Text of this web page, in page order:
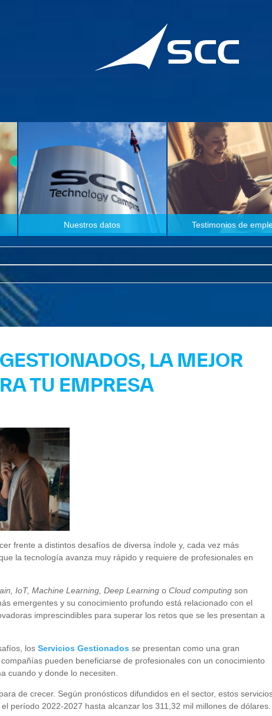
Nuestros datos Testimonios de
LA MEJOR
TU EMPRESA
frente a distintos desafíos de diversa índole y, cada vez más
la tecnología avanza muy rápido y requiere de profesionales en
IoT, Machine Learning, Deep Learning o Cloud computing son
emergentes y su conocimiento profundo está relacionado con el
imprescindibles para superar los retos que se les presentan a
los Servicios Gestionados se presentan como una gran
pueden beneficiarse de profesionales con un conocimiento
cuando y donde lo necesiten.
de crecer. Según pronósticos difundidos en el sector, estos
período 2022-2027 hasta alcanzar los 311,32 mil millones de dólares.